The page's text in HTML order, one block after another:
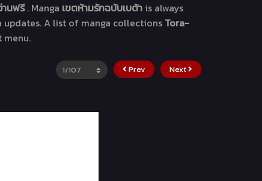
านฟรี. Manga เขตห้ามรักฉบับเบต้า is always
A list of manga collections Tora-
menu.
Prev Next